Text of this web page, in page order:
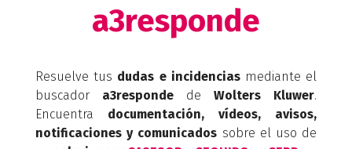
a3responde
Resuelve tus dudas e incidenciasmediante el
buscador a3responde de Wolters Kluwer.
Encuentra documentación, vídeos, avisos,
notificaciones y comunicados sobre el uso de